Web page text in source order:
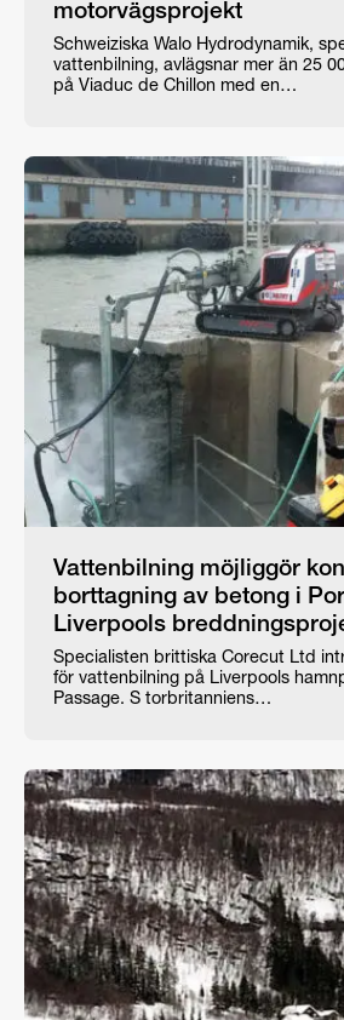
motorvägsprojekt
Schweiziska Walo Hydrodynamik,
vattenbilning, avlägsnar mer än 25
på Viaduc de Chillon med en…
Vattenbilning möjliggör
borttagning av betong i
Liverpools
Specialisten brittiska Corecut Ltd
för vattenbilning på Liverpools
Passage. S torbritanniens…